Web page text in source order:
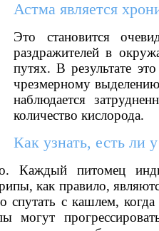
Астма является
Это становится
раздражителей в
путях. В результате
чрезмерному
наблюдается
количество кислорода.
Как узнать, есть ли
Каждый питомец
как правило,
с кашлем,
могут